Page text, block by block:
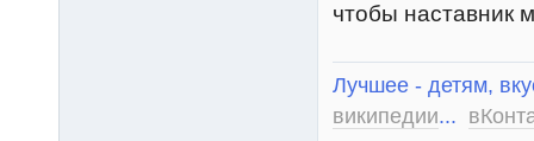
чтобы наставник
Лучшее - детям,
википедии...